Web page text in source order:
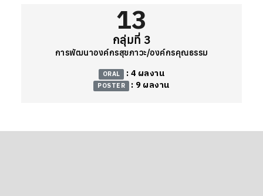
13
กลุ่มที่ 3
การพัฒนาองค์กรสุขภาวะ/องค์กรคุณธรรม
ORAL : 4 ผลงาน
POSTER : 9 ผลงาน